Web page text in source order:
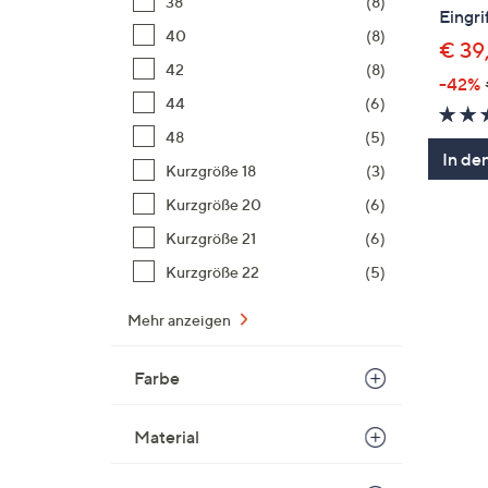
40
(8)
42
(8)
44
(6)
48
(5)
Kurzgröße 18
(3)
Kurzgröße 20
(6)
Kurzgröße 21
(6)
Kurzgröße 22
(5)
Mehr anzeigen
Farbe
Material
€
-42%
In